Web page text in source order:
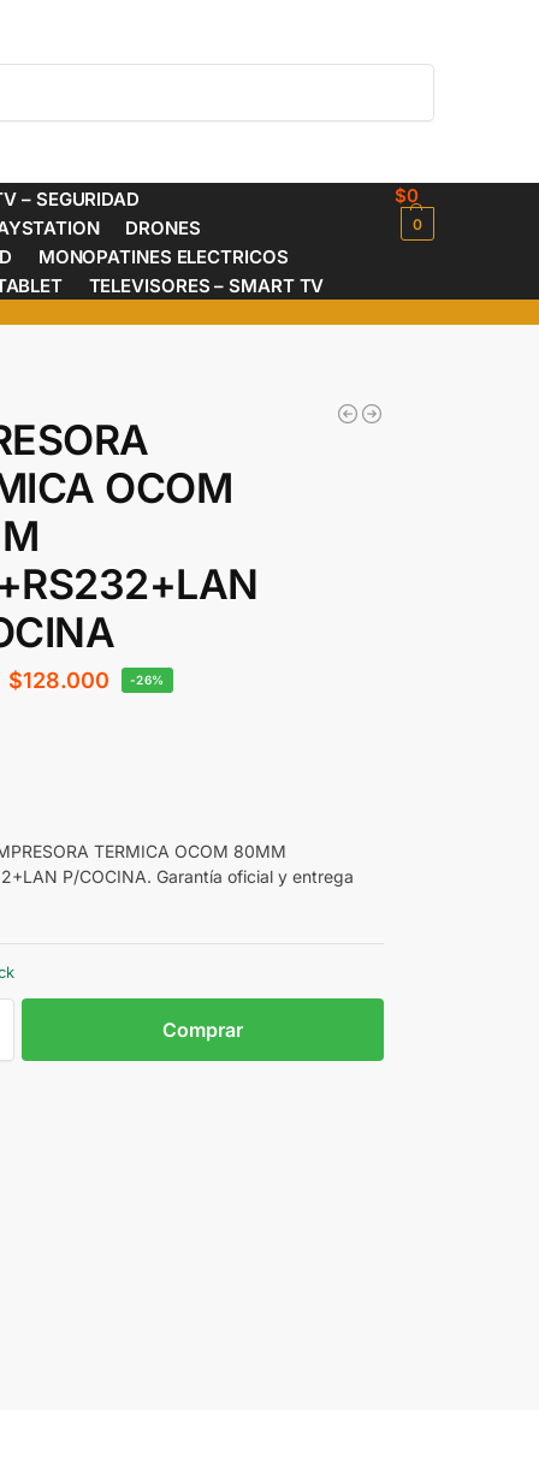
– SEGURIDAD
DRONES
MONOPATINES ELECTRICOS
TELEVISORES – SMART TV
$0
0
OCOM
$128.000 -26%
TERMICA OCOM 80MM
P/COCINA. Garantía oficial y entrega
Comprar